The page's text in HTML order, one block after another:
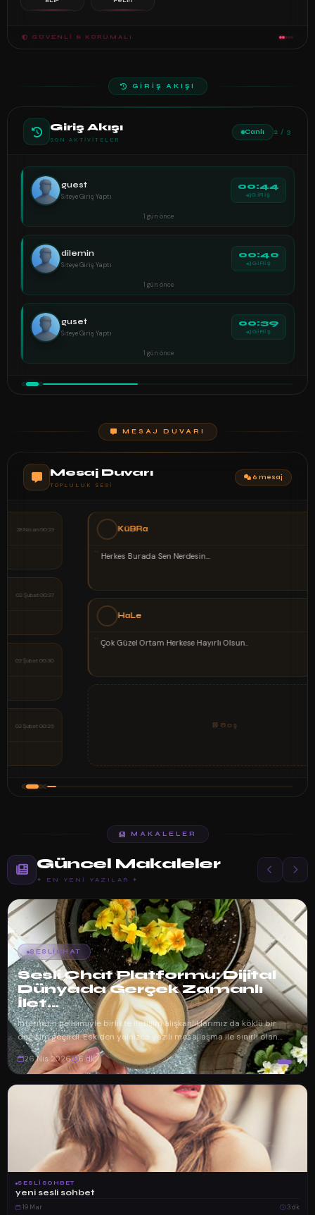
GÜVENLI & KORUMALI
GİRİŞ AKIŞI
Giriş Akışı
SON AKTIVITELER
Canlı 2 / 3
guest
Siteye Giriş Yaptı
00:44
GİRİŞ
1 gün önce
dilemin
Siteye Giriş Yaptı
00:40
GİRİŞ
1 gün önce
guset
Siteye Giriş Yaptı
00:39
GİRİŞ
1 gün önce
MESAJ DUVARI
Mesaj Duvarı
TOPLULUK SESI
6 mesaj
KüBRa
Herkes Burada Sen Nerdesin...
“ Çok Güzel Ortam Herkese Hayırlı Olsun..
MAKALELER
Güncel Makaleler
✦ EN YENI YAZILAR ✦
SESLICHAT
Sesli Chat Platformu: Dijital
Dünyada Gerçek Zamanlı
İlet...
İnternetin gelişimiyle birlikte iletişim alışkanlıklarımız da köklü bir
değişim geçirdi. Eskiden yalnızca yazılı mesajlaşma ile sınırlı olan
dijita...
26 Nis 2026 6 dk
SESLISOHBET
yeni sesli sohbet
19 Mar 3 dk